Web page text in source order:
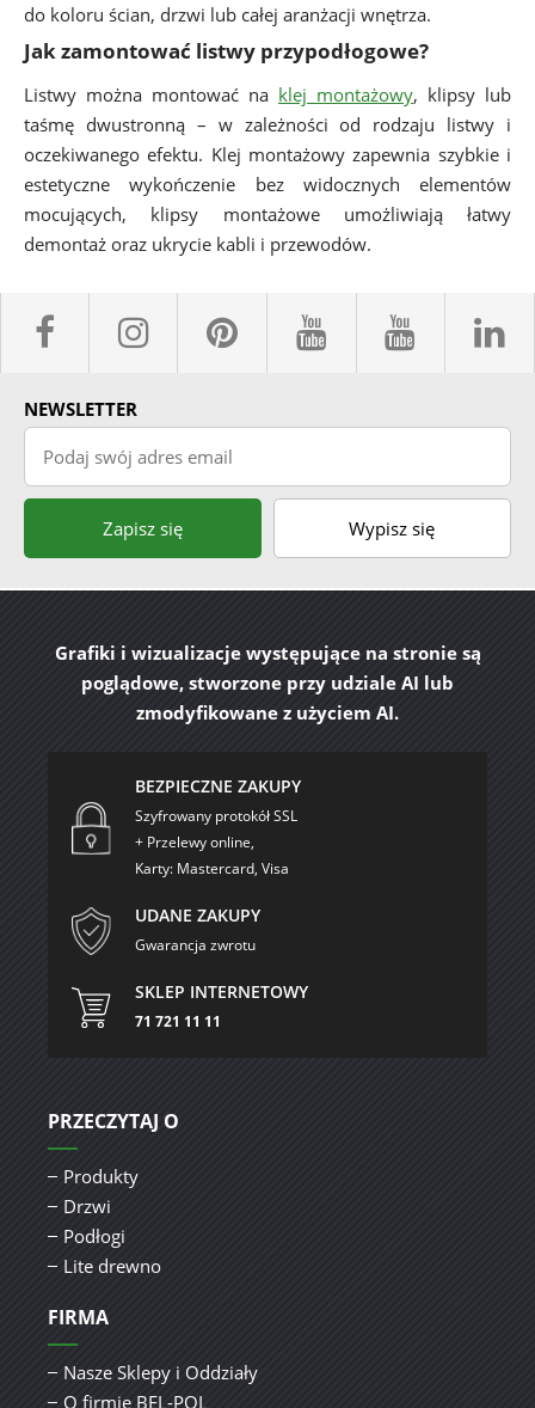
do koloru ścian, drzwi lub całej aranżacji wnętrza.
Jak zamontować listwy przypodłogowe?
Listwy można montować na klej montażowy, klipsy lub
taśmę dwustronną – w zależności od rodzaju listwy i
oczekiwanego efektu. Klej montażowy zapewnia szybkie i
estetyczne wykończenie bez widocznych elementów
mocujących, klipsy montażowe umożliwiają łatwy
demontaż oraz ukrycie kabli i przewodów.
facebook sklepyBELPOL
instagram
pinterestyoutube
NEWSLETTER
Podaj swój adres email
Zapisz się Wypisz się
Grafiki i wizualizacje występujące na stronie są
poglądowe, stworzone przy udziale AI lub
zmodyfikowane z użyciem AI.
BEZPIECZNE ZAKUPY
Szyfrowany protokół SSL
+ Przelewy online,
Karty: Mastercard, Visa
UDANE ZAKUPY
Gwarancja zwrotu
SKLEP INTERNETOWY
71 721 11 11
PRZECZYTAJ O
Produkty
Drzwi
Podłogi
Lite drewno
FIRMA
Nasze Sklepy i Oddziały
O firmie BEL-POL